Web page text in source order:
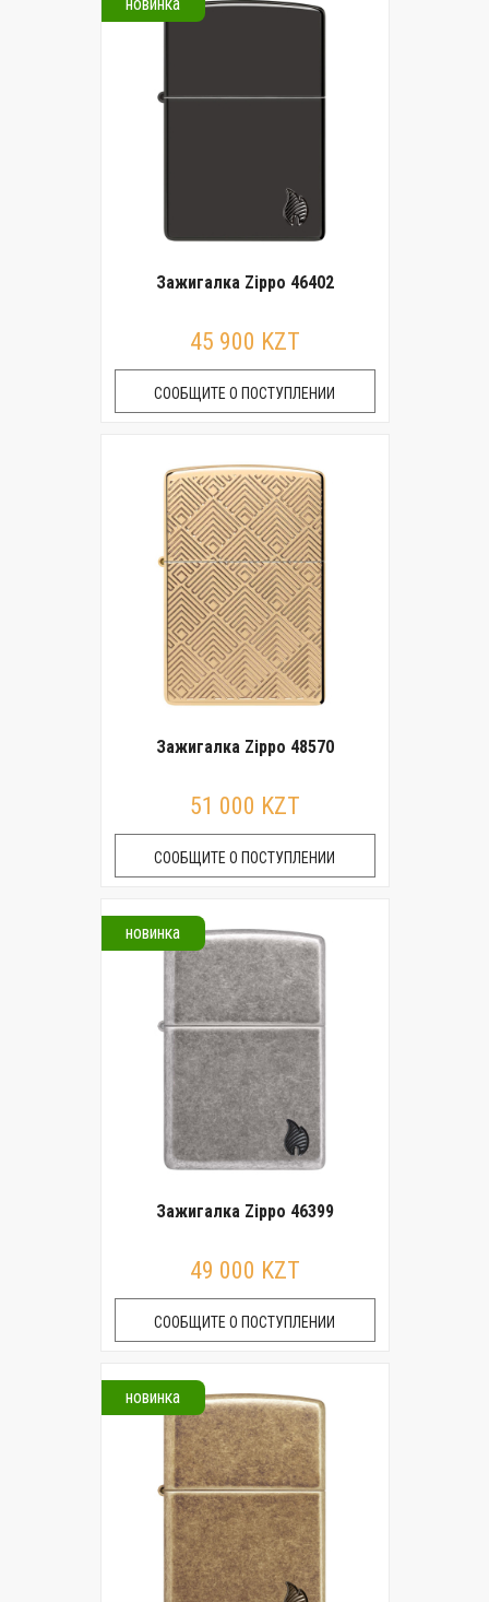
Зажигалка Zippo 46402
45 900 KZT
СООБЩИТЕ О ПОСТУПЛЕНИИ
Зажигалка Zippo 48570
51 000 KZT
СООБЩИТЕ О ПОСТУПЛЕНИИ
новинка
Зажигалка Zippo 46399
49 000 KZT
СООБЩИТЕ О ПОСТУПЛЕНИИ
новинка